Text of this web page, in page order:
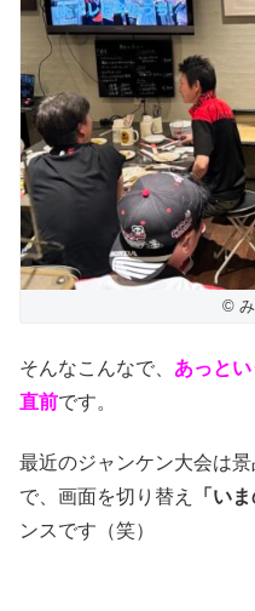
©
そんなこんなで、 あっと
直前です。
最近のジャンケン大会は
で、画面を切り替え
「い
ンスです（笑）